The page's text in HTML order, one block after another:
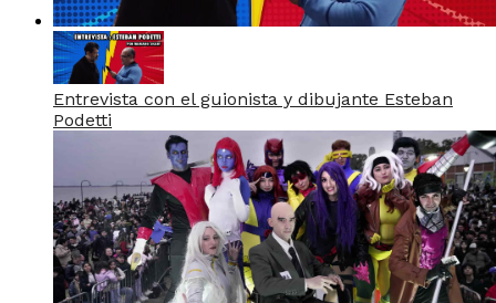
Entrevista con el guionista y dibujante Esteban
Podetti